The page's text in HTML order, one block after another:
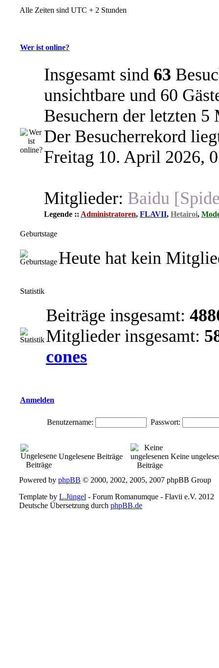
Alle Zeiten sind UTC + 2 Stunden
Wer ist online?
Insgesamt sind 63
unsichtbare und 60
Besuchern der letzten 5
Der Besucherrekord
Freitag 10. April 2026,
Mitglieder: Baidu
Legende :: Administratoren, FLAVII, Hetairoi,
Geburtstage
Heute hat kein
Statistik
Beiträge insgesamt:
Mitglieder insgesamt:
cones
Anmelden
Benutzername: Passwort:
Ungelesene Beiträge Keine
Powered by phpBB © 2000, 2002, 2005, 2007 phpBB Group
Template by L.Jüngel - Forum Romanumque - Flavii e.V. 2012
Deutsche Übersetzung durch phpBB.de